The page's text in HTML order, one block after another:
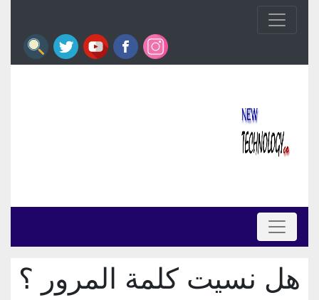
هل نسيت كلمة المرور ؟